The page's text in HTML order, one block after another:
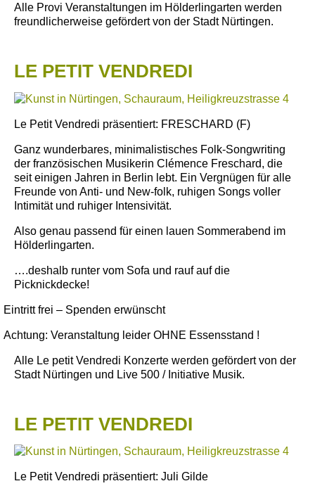
Alle Provi Veranstaltungen im Hölderlingarten werden
freundlicherweise gefördert von der Stadt Nürtingen.
LE PETIT VENDREDI
Le Petit Vendredi präsentiert: FRESCHARD (F)
Ganz wunderbares, minimalistisches Folk-Songwriting
der französischen Musikerin Clémence Freschard, die
seit einigen Jahren in Berlin lebt. Ein Vergnügen für alle
Freunde von Anti- und New-folk, ruhigen Songs voller
Intimität und ruhiger Intensivität.
Also genau passend für einen lauen Sommerabend im
Hölderlingarten.
….deshalb runter vom Sofa und rauf auf die
Picknickdecke!
Eintritt frei – Spenden erwünscht
Achtung: Veranstaltung leider OHNE Essensstand !
Alle Le petit Vendredi Konzerte werden gefördert von der
Stadt Nürtingen und Live 500 / Initiative Musik.
LE PETIT VENDREDI
Le Petit Vendredi präsentiert: Juli Gilde